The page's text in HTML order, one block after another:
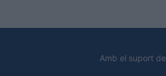
Amb el suport de